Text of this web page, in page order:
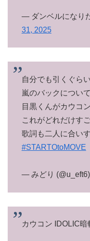
— ダンベルになり
31, 2025
自分でも引くぐら
嵐のバックについ
目黒くんがカウコ
これがどれだけす
歌詞も二人に合い
#STARTOtoMOVE
— みどり (@u_eft6)
カウコン IDOLIC暗